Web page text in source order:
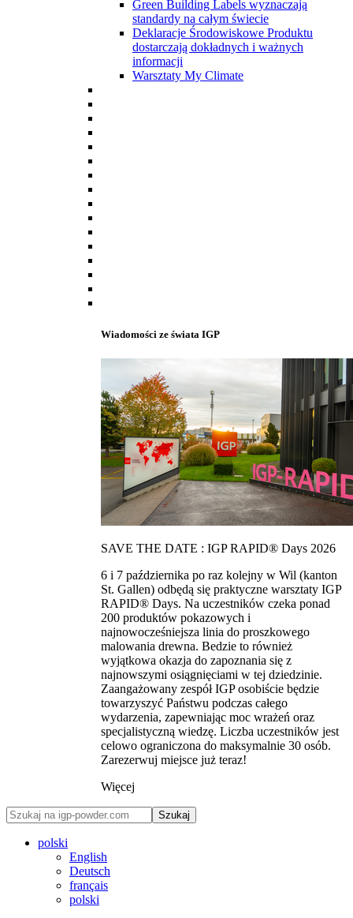
Green Building Labels wyznaczają
standardy na całym świecie
Deklaracje Środowiskowe Produktu
dostarczają dokładnych i ważnych
informacji
Warsztaty My Climate
Wiadomości ze świata IGP
SAVE THE DATE : IGP RAPID® Days 2026
6 i 7 października po raz kolejny w Wil (kanton
St. Gallen) odbędą się praktyczne warsztaty IGP
RAPID® Days. Na uczestników czeka ponad
200 produktów pokazowych i
najnowocześniejsza linia do proszkowego
malowania drewna. Bedzie to również
wyjątkowa okazja do zapoznania się z
najnowszymi osiągnięciami w tej dziedzinie.
Zaangażowany zespół IGP osobiście będzie
towarzyszyć Państwu podczas całego
wydarzenia, zapewniając moc wrażeń oraz
specjalistyczną wiedzę. Liczba uczestników jest
celowo ograniczona do maksymalnie 30 osób.
Zarezerwuj miejsce już teraz!
Więcej
Szukaj
polski
English
Deutsch
français
polski